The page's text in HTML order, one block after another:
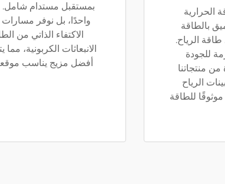
الحرارية
بالطاقة
الرياح.
للجودة
من منتجاتنا
الرياح
للطاقة
بمستقبل مستدام شامل.
واحدًا، بل نوفر
الاكتفاء الذاتي من
الانبعاثات الكربونية، مما
أفضل مزيج يناسب